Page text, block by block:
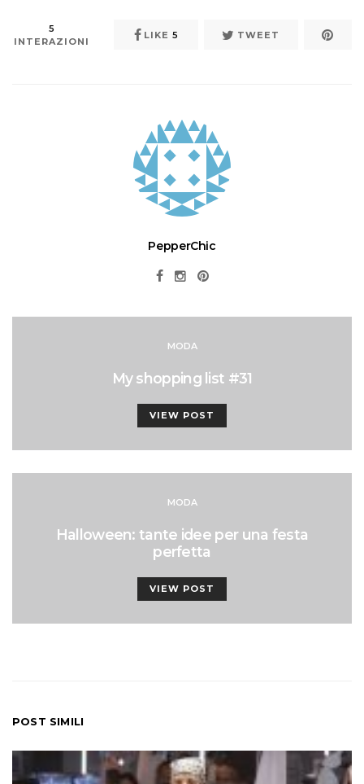
5
INTERAZIONI
LIKE 5 TWEET
PepperChic
MODA
My shopping list #31
VIEW POST
MODA
Halloween: tante idee per una festa
perfetta
VIEW POST
POST SIMILI